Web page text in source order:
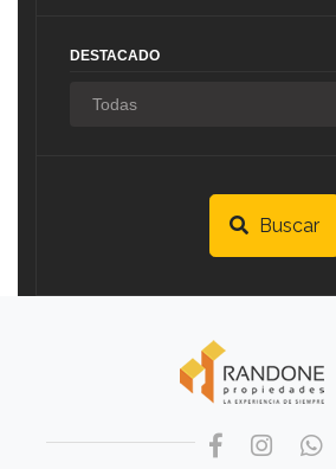
DESTACADO
Buscar